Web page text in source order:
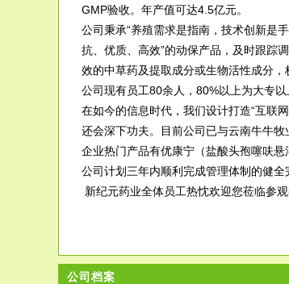
GMP验收。年产值可达4.5亿元。
公司秉承“养殖需求是指南，技术创新是
抗、优质、高效”的动保产品，及时跟踪
效的中草药及提取成分或生物活性成分
公司现有员工80余人，80%以上为大专
在如今的信息时代，我们设计打造“互联
还会深下功夫。目前公司已与云南牛牛
企业热门产品有优康宁（盐酸头孢噻呋
公司计划三年内顺利完成管理体制的健
新纪元药业全体员工热忱欢迎您莅临参观
公司档案